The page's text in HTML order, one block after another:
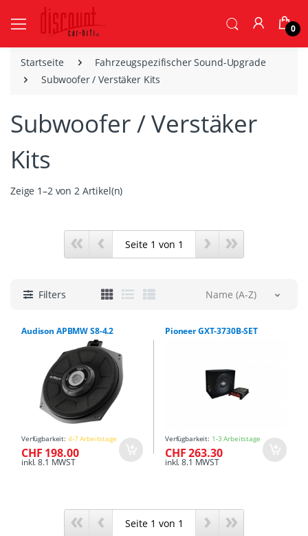
0
Startseite
Fahrzeugspezifischer Sound-Upgrade
Subwoofer / Verstäker Kits
Subwoofer / Verstäker
Kits
Zeige 1–2 von 2 Artikel(n)
« ‹ › »
Filters Name (A-Z)
Audison APBMW S8-4.2
Verfügbarkeit: 4-7 Arbeitstage
CHF 198.00
inkl. 8.1 MWST
Pioneer GXT-3730B-SET
Verfügbarkeit: 1-3 Arbeitstage
CHF 263.30
inkl. 8.1 MWST
« ‹ › »